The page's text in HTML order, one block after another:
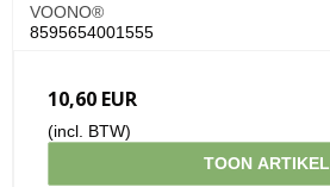
VOONO®
8595654001555
10,60 EUR
(incl. BTW)
TOON ARTIKEL